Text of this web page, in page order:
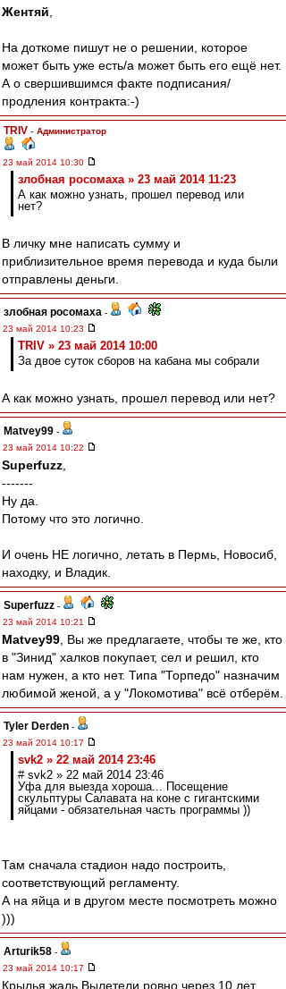
Жентяй
На доткоме пишут не о решении, которое
может быть уже есть/а может быть его ещё нет.
А о свершившимся факте подписания/
продления контракта:-)
TRIV - Администратор
23 май 2014 10:30
злобная росомаха » 23 май 2014 11:23
А как можно узнать, прошел перевод или
нет?
В личку мне написать сумму и
приблизительное время перевода и куда были
отправлены деньги.
злобная росомаха -
23 май 2014 10:23
TRIV » 23 май 2014 10:00
За двое суток сборов на кабана мы собрали
А как можно узнать, прошел перевод или нет?
Matvey99 -
23 май 2014 10:22
Superfuzz
-------
Ну да.
Потому что это логично.
И очень НЕ логично, летать в Пермь, Новосиб,
находку, и Владик.
Superfuzz -
23 май 2014 10:21
Matvey99 , Вы же предлагаете, чтобы те же, кто
в "Зинид" халков покупает, сел и решил, кто
нам нужен, а кто нет. Типа "Торпедо" назначим
любимой женой, а у "Локомотива" всё отберём.
Tyler Derden -
23 май 2014 10:17
svk2 » 22 май 2014 23:46
# svk2 » 22 май 2014 23:46
Уфа для выезда хороша... Посещение
скульптуры Салавата на коне с гигантскими
яйцами - обязательная часть программы ))
Там сначала стадион надо построить,
соответствующий регламенту.
А на яйца и в другом месте посмотреть можно
)))
Arturik58 -
23 май 2014 10:17
Крылья жаль.Вылетели ровно через 10 лет